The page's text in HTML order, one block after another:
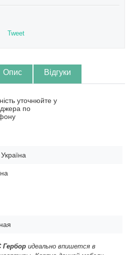
Tweet
Опис Відгуки
уточнюйте у
по
идеально впишется в